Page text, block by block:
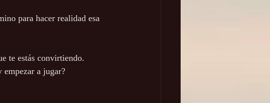
para hacer realidad esa
te estás convirtiendo.
a jugar?